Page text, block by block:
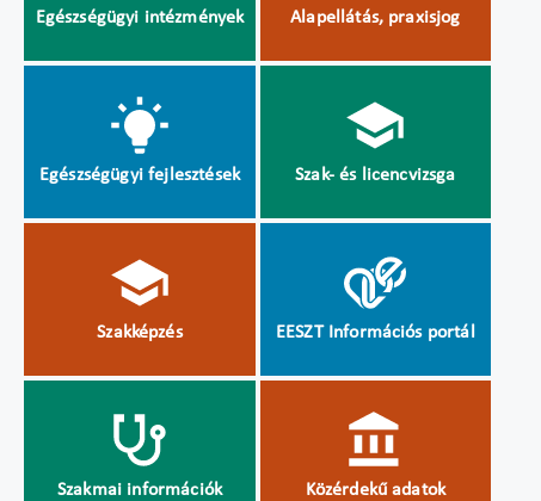
Egészségügyi intézmények Alapellátás, praxisjog
Egészségügyi fejlesztések Szak- és licencvizsga
Szakképzés EESZT Információs portál
Szakmai információk Közérdekű adatok